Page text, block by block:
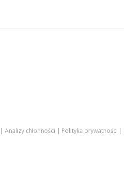
Analizy chłonności Polityka prywatności